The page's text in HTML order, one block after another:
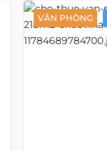
VĂN PHÒNG